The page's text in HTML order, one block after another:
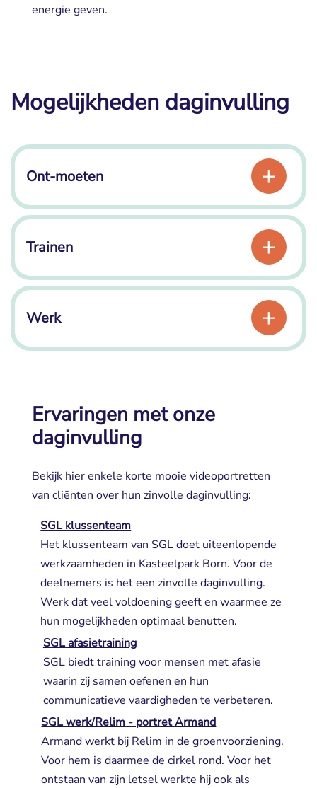
energie geven.
Mogelijkheden daginvulling
Ont-moeten
Trainen
Werk
Ervaringen met onze
daginvulling
Bekijk hier enkele korte mooie videoportretten
van cliënten over hun zinvolle daginvulling:
SGL klussenteam
Het klussenteam van SGL doet uiteenlopende
werkzaamheden in Kasteelpark Born. Voor de
deelnemers is het een zinvolle daginvulling.
Werk dat veel voldoening geeft en waarmee ze
hun mogelijkheden optimaal benutten.
SGL afasietraining
SGL biedt training voor mensen met afasie
waarin zij samen oefenen en hun
communicatieve vaardigheden te verbeteren.
SGL werk/Relim - portret Armand
Armand werkt bij Relim in de groenvoorziening.
Voor hem is daarmee de cirkel rond. Voor het
ontstaan van zijn letsel werkte hij ook als